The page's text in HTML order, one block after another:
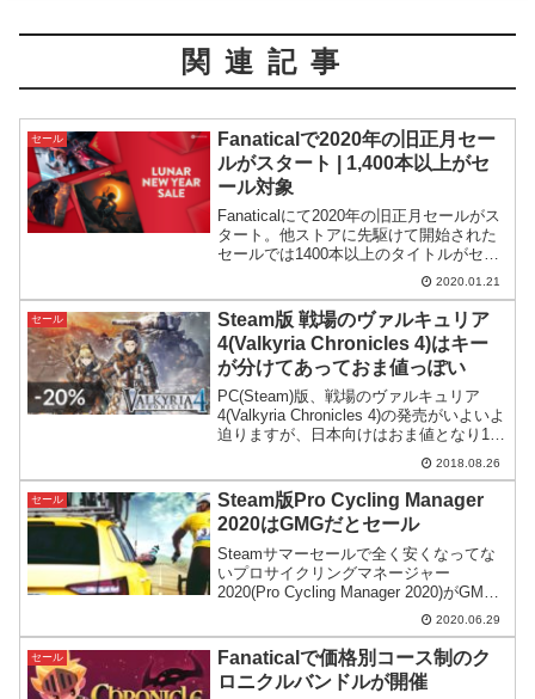
関連記事
セール
Fanaticalで2020年の旧正月セー
ルがスタート | 1,400本以上がセ
ール対象
Fanaticalにて2020年の旧正月セールがス
タート。他ストアに先駆けて開始された
セールでは1400本以上のタイトルがセー
2020.01.21
セール
Steam版 戦場のヴァルキュリア
4(Valkyria Chronicles 4)はキー
が分けてあっておま値っぽい
PC(Steam)版、戦場のヴァルキュリア
4(Valkyria Chronicles 4)の発売がいよいよ
迫りますが、日本向けはおま値となり1ド
ル144円換算のボッタクリ価格のようで
2018.08.26
セール
Steam版Pro Cycling Manager
2020はGMGだとセール
Steamサマーセールで全く安くなってな
いプロサイクリングマネージャー
2020(Pro Cycling Manager 2020)がGMG
ではセールになっていますので紹介。サ
イクルロードレースが好きな方は是非。
2020.06.29
セール
Fanaticalで価格別コース制のク
ロニクルバンドルが開催